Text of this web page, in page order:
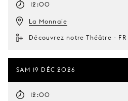
12:00
La Monnaie
Découvrez notre Théâtre - FR
SAM 19 DÉC 2026
12:00